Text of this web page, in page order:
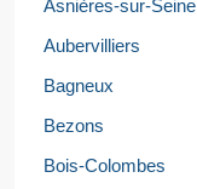
Asnières-sur-Seine
Aubervilliers
Bagneux
Bezons
Bois-Colombes